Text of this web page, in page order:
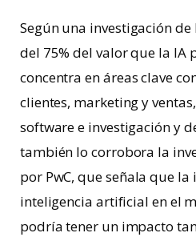
Según una investigación
del 75% del valor que la IA
concentra en áreas clave
clientes, marketing y
software e investigación y
también lo corrobora la
por PwC, que señala que
inteligencia artificial en el
podría tener un impacto